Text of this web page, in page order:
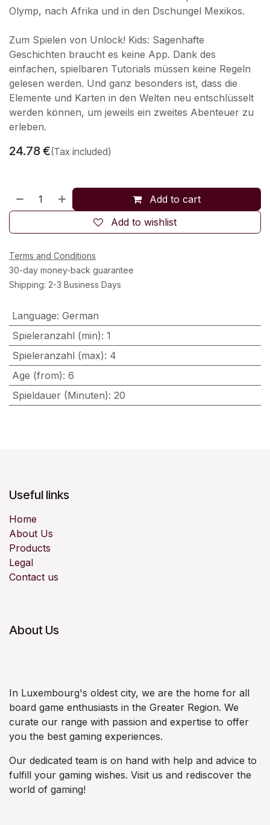
Olymp, nach Afrika und in den Dschungel Mexikos.
Zum Spielen von Unlock! Kids: Sagenhafte
Geschichten braucht es keine App. Dank des
einfachen, spielbaren Tutorials müssen keine Regeln
gelesen werden. Und ganz besonders ist, dass die
Elemente und Karten in den Welten neu entschlüsselt
werden können, um jeweils ein zweites Abenteuer zu
erleben.
24.78€(Tax included)
Add to cart
Add to wishlist
Terms and Conditions
30-day money-back guarantee
Shipping: 2-3 Business Days
Language: German
Spieleranzahl (min): 1
Spieleranzahl (max): 4
Age (from): 6
Spieldauer (Minuten): 20
Useful links
Home
About Us
Products
Legal
Contact us
About Us
In Luxembourg's oldest city, we are the home for all
board game enthusiasts in the Greater Region. We
curate our range with passion and expertise to offer
you the best gaming experiences.
Our dedicated team is on hand with help and advice to
fulfill your gaming wishes. Visit us and rediscover the
world of gaming!